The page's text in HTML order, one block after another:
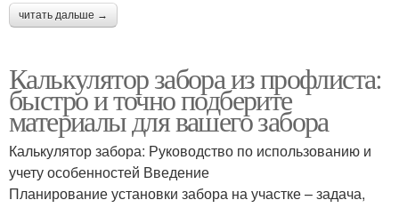
читать дальше →
Калькулятор забора из профлиста:
быстро и точно подберите
материалы для вашего забора
Калькулятор забора: Руководство по использованию и
учету особенностей Введение
Планирование установки забора на участке – задача,